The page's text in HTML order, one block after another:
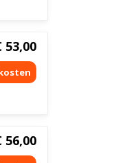
53,00
56,00